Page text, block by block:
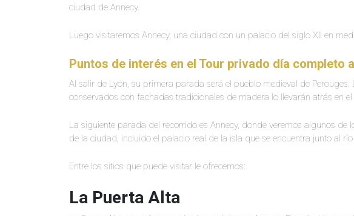
ciudad de Annecy.
Luego visitaremos Annecy, una ciudad con un palacio del siglo XII en
Puntos de interés en el Tour privado día completo
Al salir de Lyon, su primera parada será el pueblo medieval de Perouges.
conservados con fachadas tradicionales de madera lo llevarán atrás en
La siguiente parada del recorrido es Annecy, donde veremos algunos de
de la ciudad, incluido el palacio real de la isla que se encuentra junto al
Entre los sitios que puede visitar le ofrecemos:
La Puerta Alta